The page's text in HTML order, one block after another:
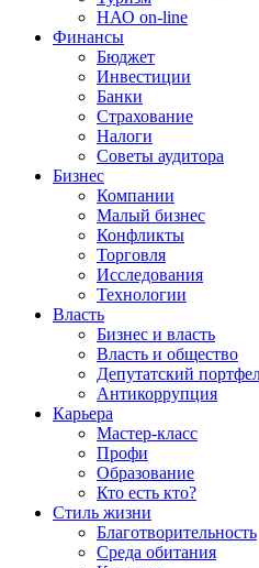
НАО on-line
Финансы
Бюджет
Инвестиции
Банки
Страхование
Налоги
Советы аудитора
Бизнес
Компании
Малый бизнес
Конфликты
Торговля
Исследования
Технологии
Власть
Бизнес и власть
Власть и общество
Депутатский
Антикоррупция
Карьера
Мастер-класс
Профи
Образование
Кто есть кто?
Стиль жизни
Благотворительность
Среда обитания